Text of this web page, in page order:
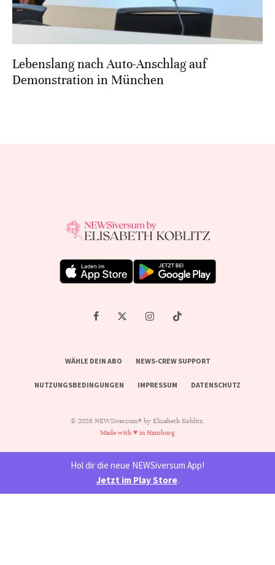
Lebenslang nach Auto-Anschlag auf
Demonstration in München
WÄHLE DEIN ABO NEWS-CREW SUPPORT
NUTZUNGSBEDINGUNGEN IMPRESSUM DATENSCHUTZ
© 2026 NEWSiversum® by Elisabeth Koblitz.
Made with ♥ in Hamburg
Hol dir die neue NEWSiversum App!
Jetzt im Play Store.